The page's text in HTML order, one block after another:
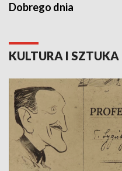
Dobrego dnia
KULTURA I SZTUKA